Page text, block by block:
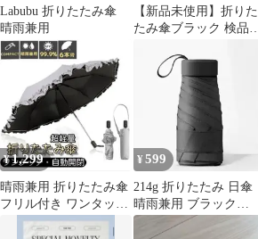
Labubu 折りたたみ傘
晴雨兼用
【新品未使用】折りた
たみ傘ブラック 検品済
¥1,299
晴雨兼用 折りたたみ傘
フリル付き ワンタッチ
自動開閉 完全遮光 グレ
¥599
214g 折りたたみ 日傘
晴雨兼用 ブラック
15cm コンパクト